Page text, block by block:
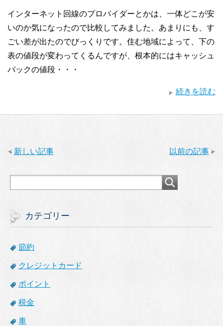
インターネット回線のプロバイダーとかは、一体どこが安
いのか気になったので比較してみました。あまりにも、す
ごい差が出たのでびっくりです。住む地域によって、下の
表の値段が変わってくるんですが、根本的にはキャッシュ
バックの値段・・・
続きを読む
以前の記事
新しい記事
カテゴリー
節約
クレジットカード
ポイント
税金
車